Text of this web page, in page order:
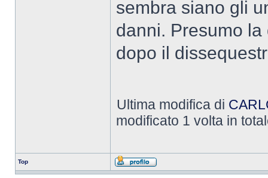
sembra siano gli
danni. Presumo
dopo il
Ultima modifica di
modificato 1 volta in
Top